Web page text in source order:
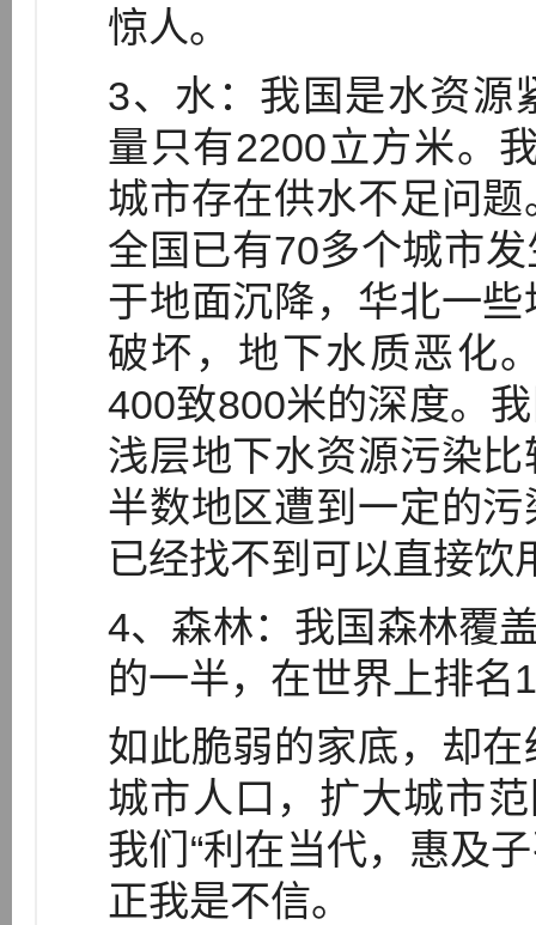
惊人。
3、水：我国是水资源
量只有2200立方米。
城市存在供水不足问
全国已有70多个城市
于地面沉降，华北一
破坏，地下水质恶化
400致800米的深度。
浅层地下水资源污染
半数地区遭到一定的
已经找不到可以直接饮
4、森林：我国森林覆
的一半，在世界上排名
如此脆弱的家底，却
城市人口，扩大城市
我们“利在当代，惠及
正我是不信。